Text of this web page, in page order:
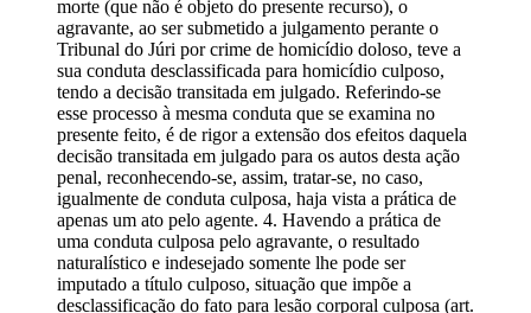
morte (que não é objeto do presente recurso), o
agravante, ao ser submetido a julgamento perante o
Tribunal do Júri por crime de homicídio doloso, teve a
sua conduta desclassificada para homicídio culposo,
tendo a decisão transitada em julgado. Referindo-se
esse processo à mesma conduta que se examina no
presente feito, é de rigor a extensão dos efeitos daquela
decisão transitada em julgado para os autos desta ação
penal, reconhecendo-se, assim, tratar-se, no caso,
igualmente de conduta culposa, haja vista a prática de
apenas um ato pelo agente. 4. Havendo a prática de
uma conduta culposa pelo agravante, o resultado
naturalístico e indesejado somente lhe pode ser
imputado a título culposo, situação que impõe a
desclassificação do fato para lesão corporal culposa (art.